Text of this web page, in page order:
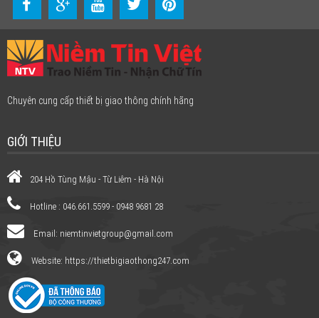
Chuyên cung cấp thiết bị giao thông chính hãng
GIỚI THIỆU
204 Hồ Tùng Mậu - Từ Liêm - Hà Nội
Hotline : 046.661.5599 - 0948 9681 28
Email: niemtinvietgroup@gmail.com
Website: https://thietbigiaothong247.com